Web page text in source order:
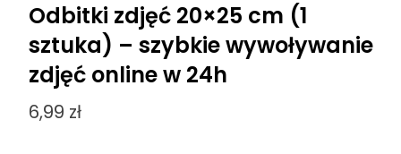
Odbitki zdjęć 20×25 cm (1
sztuka) – szybkie wywoływanie
zdjęć online w 24h
6,99 zł